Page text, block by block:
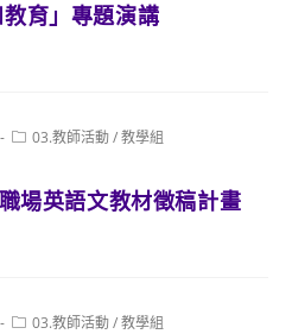
育」專題演講
Post03.教師活動/教學組
場英語文教材徵稿計畫
Post03.教師活動/教學組